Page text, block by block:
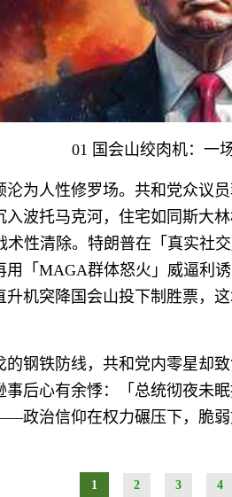
01 国会山绞肉机：一
沦为人性修罗场。共和党众议
入波托马克河，住宅如同斯大
性清除。特朗普在「真实社
用「MAGA群体怒火」威逼利
机突降国会山投下制胜票，
的钢铁防线，共和党内零星却
事后心有余悸：「总统彻夜未
政治信仰在权力碾压下，脆弱
1 2 3 4